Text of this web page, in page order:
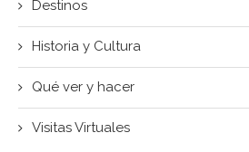
Destinos
Historia y Cultura
Qué ver y hacer
Visitas Virtuales